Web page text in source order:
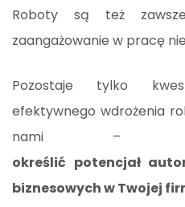
Roboty są też
zaangażowanie w pracę
Pozostaje tylko
efektywnego wdrożenia
nami –
określić potencjał
biznesowych w Twojej